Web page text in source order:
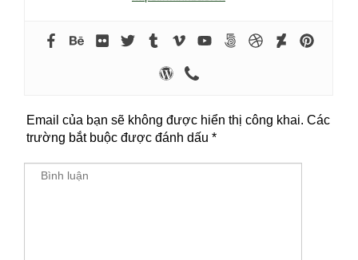
Email của bạn sẽ không được hiển thị công khai. Các
trường bắt buộc được đánh dấu *